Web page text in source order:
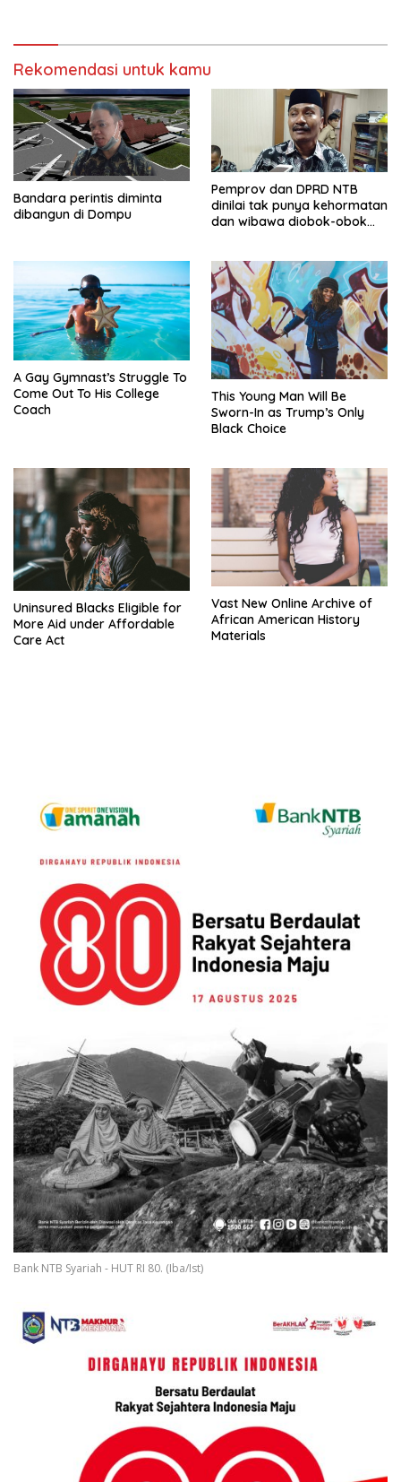
Rekomendasi untuk kamu
Bandara perintis diminta
dibangun di Dompu
Pemprov dan DPRD NTB
dinilai tak punya kehormatan
dan wibawa diobok-obok
A Gay Gymnast’s Struggle To
Come Out To His College
Coach
This Young Man Will Be
Sworn-In as Trump’s Only
Black Choice
Uninsured Blacks Eligible for
More Aid under Affordable
Care Act
Vast New Online Archive of
African American History
Materials
Bank NTB Syariah - HUT RI 80. (Iba/Ist)